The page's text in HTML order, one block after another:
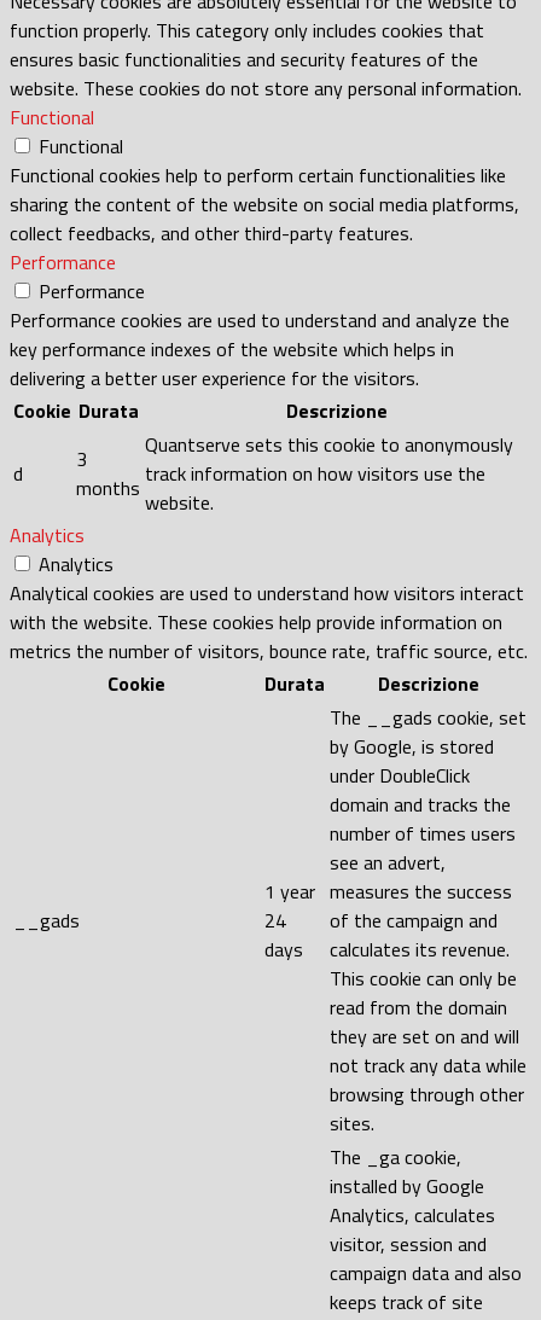
function properly. This category only includes cookies that
ensures basic functionalities and security features of the
website. These cookies do not store any personal information.
Functional
Functional
Functional cookies help to perform certain functionalities like
sharing the content of the website on social media platforms,
collect feedbacks, and other third-party features.
Performance
Performance
Performance cookies are used to understand and analyze the
key performance indexes of the website which helps in
delivering a better user experience for the visitors.
Cookie Durata Descrizione
d
3
months
Quantserve sets this cookie to anonymously
track information on how visitors use the
website.
Analytics
Analytics
Analytical cookies are used to understand how visitors interact
with the website. These cookies help provide information on
metrics the number of visitors, bounce rate, traffic source, etc.
Cookie
Durata Descrizione
__gads
1 year
24
days
The __gads cookie, set
by Google, is stored
under DoubleClick
domain and tracks the
number of times users
see an advert,
measures the success
of the campaign and
calculates its revenue.
This cookie can only be
read from the domain
they are set on and will
not track any data while
browsing through other
sites.
The _ga cookie,
installed by Google
Analytics, calculates
visitor, session and
campaign data and also
keeps track of site